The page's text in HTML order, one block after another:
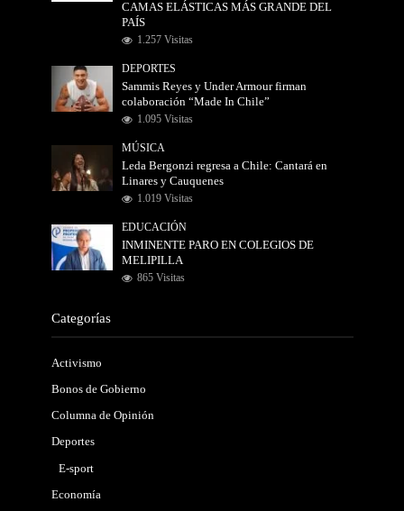
CAMAS ELÁSTICAS MÁS GRANDE DEL
PAÍS
1.257 Visitas
DEPORTES
Sammis Reyes y Under Armour firman
colaboración “Made In Chile”
1.095 Visitas
MÚSICA
Leda Bergonzi regresa a Chile: Cantará en
Linares y Cauquenes
1.019 Visitas
EDUCACIÓN
INMINENTE PARO EN COLEGIOS DE
MELIPILLA
865 Visitas
Categorías
Activismo
Bonos de Gobierno
Columna de Opinión
Deportes
E-sport
Economía